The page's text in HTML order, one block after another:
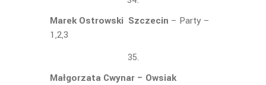
Marek Ostrowski Szczecin – Party –
1,2,3
Małgorzata Cwynar – Owsiak